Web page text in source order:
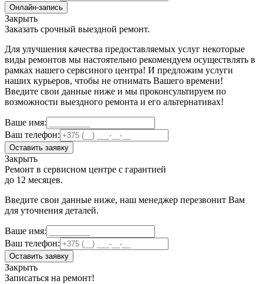
Онлайн-запись
Закрыть
Заказать срочный выездной ремонт.
Для улучшения качества предоставляемых услуг некоторые
виды ремонтов мы настоятельно рекомендуем осуществлять в
рамках нашего сервсиного центра! И предложим услуги
наших курьеров, чтобы не отнимать Вашего времени!
Введите свои данные ниже и мы проконсультируем по
возможности выездного ремонта и его альтернативах!
Ваше имя:
Ваш телефон:
Оставить заявку
Закрыть
Ремонт в сервисном центре с гарантией
до 12 месяцев.
Введите свои данные ниже, наш менеджер перезвонит Вам
для уточнения деталей.
Ваше имя:
Ваш телефон:
Оставить заявку
Закрыть
Записаться на ремонт!